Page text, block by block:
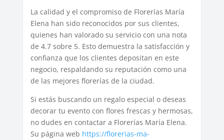
La calidad y el compromiso de Florerías María
Elena han sido reconocidos por sus clientes,
quienes han valorado su servicio con una nota
de 4.7 sobre 5. Esto demuestra la satisfacción y
confianza que los clientes depositan en este
negocio, respaldando su reputación como una
de las mejores florerías de la ciudad.
Si estás buscando un regalo especial o deseas
decorar tu evento con flores frescas y hermosas,
no dudes en contactar a Florerías María Elena.
Su página web https://florerias-ma-